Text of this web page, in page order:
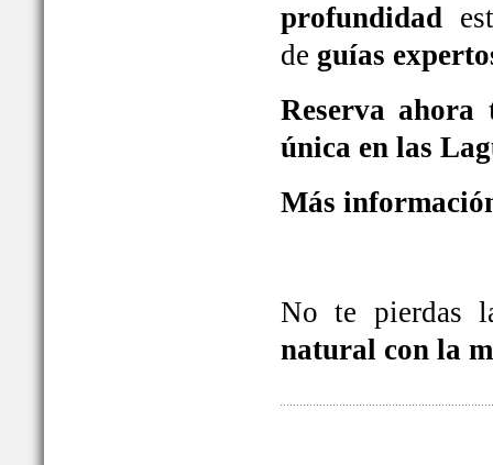
profundidad
de guías
Reserva
única en las
Más
No te pierdas
natural con la